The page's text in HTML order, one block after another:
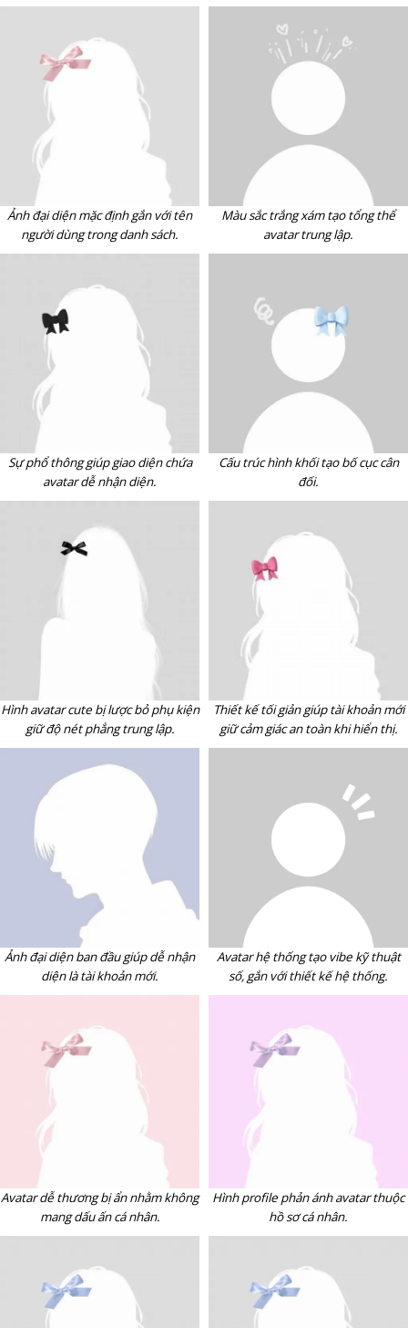
Ảnh đại diện mặc định gắn với tên
người dùng trong danh sách.
Màu sắc trắng xám tạo tổng thể
avatar trung lập.
Sự phổ thông giúp giao diện chứa
avatar dễ nhận diện.
Cấu trúc hình khối tạo bố cục cân
đối.
Hình avatar cute bị lược bỏ phụ kiện
giữ độ nét phẳng trung lập.
Thiết kế tối giản giúp tài khoản mới
giữ cảm giác an toàn khi hiển thị.
Ảnh đại diện ban đầu giúp dễ nhận
diện là tài khoản mới.
Avatar hệ thống tạo vibe kỹ thuật
số, gắn với thiết kế hệ thống.
Avatar dễ thương bị ẩn nhằm không
mang dấu ấn cá nhân.
Hình profile phản ánh avatar thuộc
hồ sơ cá nhân.